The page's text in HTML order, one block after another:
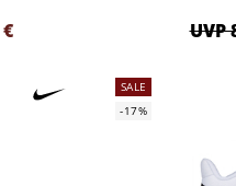
€ UVP
SALE
-17%